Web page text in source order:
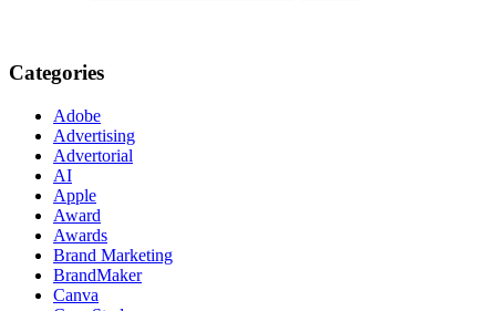
Categories
Adobe
Advertising
Advertorial
AI
Apple
Award
Awards
Brand Marketing
BrandMaker
Canva